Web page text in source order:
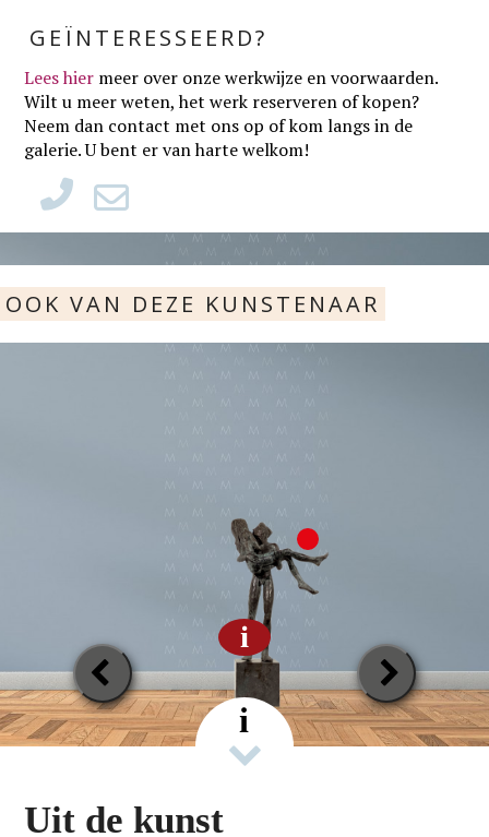
GEÏNTERESSEERD?
Lees hier meer over onze werkwijze en voorwaarden.
Wilt u meer weten, het werk reserveren of kopen?
Neem dan contact met ons op of kom langs in de
galerie. U bent er van harte welkom!
OOK VAN DEZE KUNSTENAAR
i
Previous
Slide
Next
Slide
i
Uit de kunst